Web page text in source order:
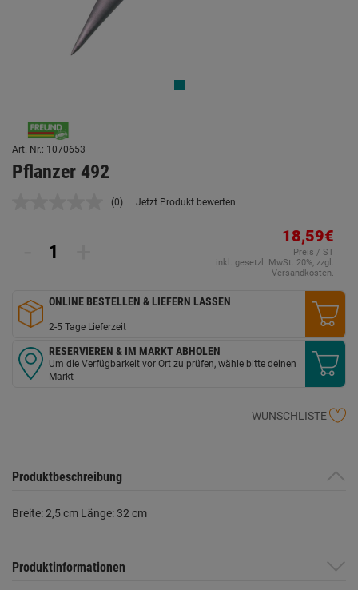
Art. Nr.: 1070653
Pflanzer 492
Kein
(0) Jetzt Produkt bewerten
18,59€
Preis / ST
inkl. gesetzl. MwSt. 20%, zzgl.
Versandkosten.
ONLINE BESTELLEN & LIEFERN LASSEN
2-5 Tage Lieferzeit
RESERVIEREN & IM MARKT ABHOLEN
Um die Verfügbarkeit vor Ort zu prüfen, wähle bitte deinen
Markt
WUNSCHLISTE
Produktbeschreibung
Breite: 2,5 cm Länge: 32 cm
Produktinformationen